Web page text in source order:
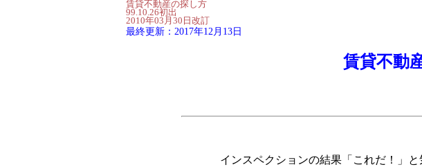
賃貸不動産の探し方
99.10.26初出
2010年03月30日改訂
最終更新：2017年12月13日
賃貸不動
インスペクションの結果「これだ！」と